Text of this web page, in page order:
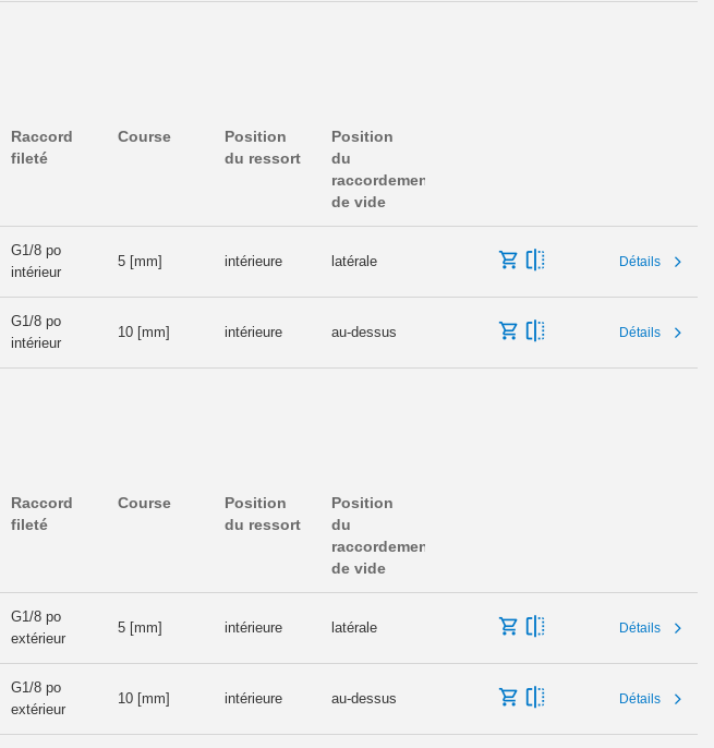
Raccord
fileté
Course
Position
du ressort
Position
du
raccordement
de vide
G1/8 po
intérieur
5 [mm] intérieure latérale Détails
G1/8 po
intérieur
10 [mm] intérieure au-dessus Détails
Raccord
fileté
Course
Position
du ressort
Position
du
raccordement
de vide
G1/8 po
extérieur
5 [mm] intérieure latérale Détails
G1/8 po
extérieur
10 [mm] intérieure au-dessus Détails